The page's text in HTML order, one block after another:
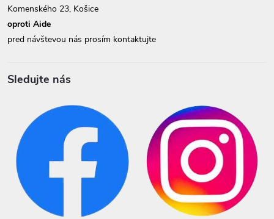
Komenského 23, Košice
oproti Aide
pred návštevou nás prosím kontaktujte
Sledujte nás